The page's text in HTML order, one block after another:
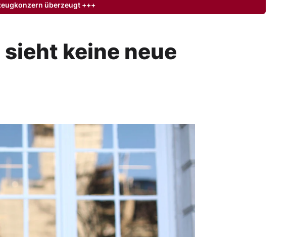
überzeugt +++
keine neue